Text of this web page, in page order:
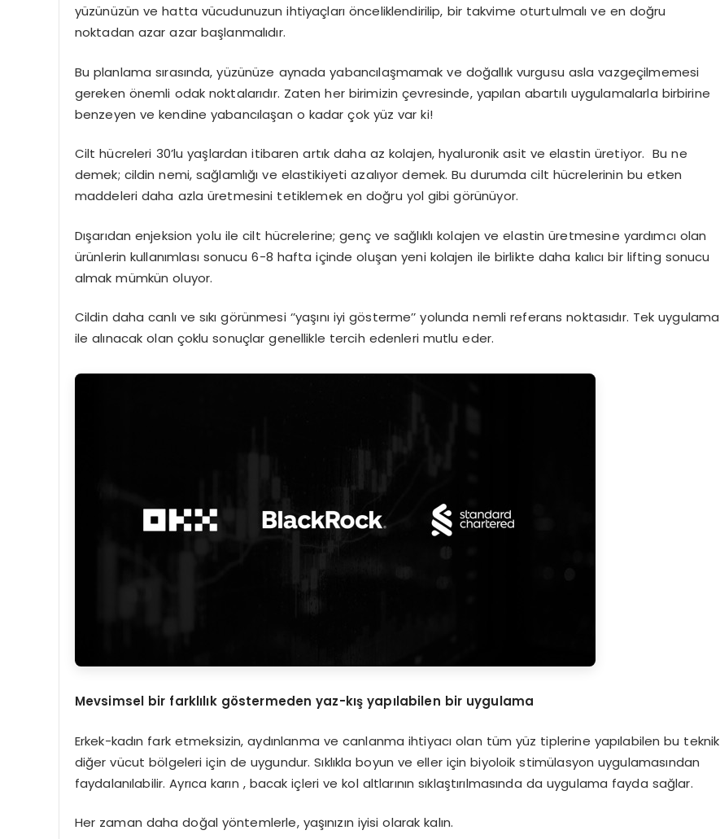
yüzünüzün ve hatta vücudunuzun ihtiyaçları önceliklendirilip, bir takvime oturtulmalı ve en doğru
noktadan azar azar başlanmalıdır.
Bu planlama sırasında, yüzünüze aynada yabancılaşmamak ve doğallık vurgusu asla vazgeçilmemesi
gereken önemli odak noktalarıdır. Zaten her birimizin çevresinde, yapılan abartılı uygulamalarla birbirine
benzeyen ve kendine yabancılaşan o kadar çok yüz var ki!
Cilt hücreleri 30’lu yaşlardan itibaren artık daha az kolajen, hyaluronik asit ve elastin üretiyor. Bu ne
demek; cildin nemi, sağlamlığı ve elastikiyeti azalıyor demek. Bu durumda cilt hücrelerinin bu etken
maddeleri daha azla üretmesini tetiklemek en doğru yol gibi görünüyor.
Dışarıdan enjeksion yolu ile cilt hücrelerine; genç ve sağlıklı kolajen ve elastin üretmesine yardımcı olan
ürünlerin kullanımlası sonucu 6-8 hafta içinde oluşan yeni kolajen ile birlikte daha kalıcı bir lifting sonucu
almak mümkün oluyor.
Cildin daha canlı ve sıkı görünmesi ‘’yaşını iyi gösterme’’ yolunda nemli referans noktasıdır. Tek uygulama
ile alınacak olan çoklu sonuçlar genellikle tercih edenleri mutlu eder.
Mevsimsel bir farklılık göstermeden yaz-kış yapılabilen bir uygulama
Erkek-kadın fark etmeksizin, aydınlanma ve canlanma ihtiyacı olan tüm yüz tiplerine yapılabilen bu teknik
diğer vücut bölgeleri için de uygundur. Sıklıkla boyun ve eller için biyoloik stimülasyon uygulamasından
faydalanılabilir. Ayrıca karın , bacak içleri ve kol altlarının sıklaştırılmasında da uygulama fayda sağlar.
Her zaman daha doğal yöntemlerle, yaşınızın iyisi olarak kalın.